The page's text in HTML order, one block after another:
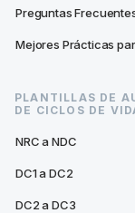
Preguntas
Mejores Prácticas
PLANTILLAS DE
DE CICLOS DE
NRC a NDC
DC1 a DC2
DC2 a DC3
​👫‍
​🎬‍
También
sección sobre